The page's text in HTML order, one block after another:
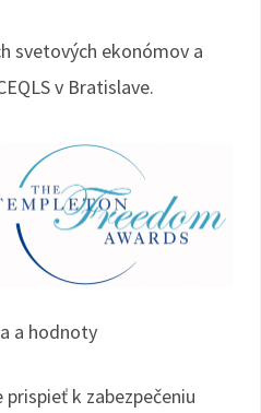
svetových ekonómov a
v Bratislave.
a hodnoty
k zabezpečeniu